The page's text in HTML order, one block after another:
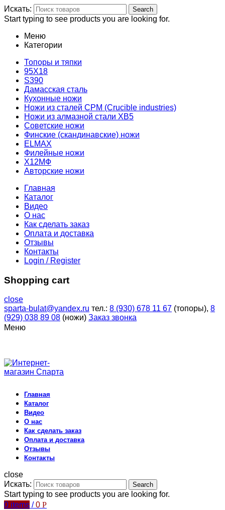
Искать: Search
Start typing to see products you are looking for.
Меню
Категории
Топоры и тяпки
95Х18
S390
Дамасская сталь
Кухонные ножи
Ножи из сталей CPM (Crucible industries)
Ножи из алмазной стали ХВ5
Советские ножи
Финские (скандинавские) ножи
ELMAX
Филейные ножи
Х12МФ
Авторские ножи
Главная
Каталог
Видео
О нас
Как сделать заказ
Оплата и доставка
Отзывы
Контакты
Login / Register
Shopping cart
close
sparta-bulat@yandex.ru тел.: 8 (930) 678 11 67 (топоры), 8
(929) 038 89 08 (ножи) Заказ звонка
Меню
Главная
Каталог
Видео
О нас
Как сделать заказ
Оплата и доставка
Отзывы
Контакты
close
Искать:
Search
Start typing to see products you are looking for.
0 items / 0 Р